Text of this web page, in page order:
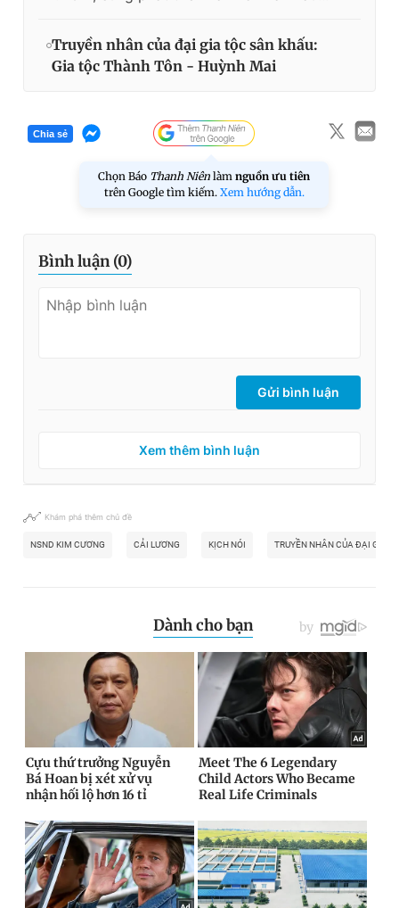
Truyền nhân của đại gia tộc sân khấu:
Gia tộc Thành Tôn - Huỳnh Mai
Chia sẻ
Chọn Báo Thanh Niên làm nguồn ưu tiên
trên Google tìm kiếm. Xem hướng dẫn.
Bình luận (0)
Gửi bình luận
Xem thêm bình luận
Khám phá thêm chủ đề
NSND KIM CƯƠNG CẢI LƯƠNG KỊCH NÓI TRUYỀN NHÂN CỦA ĐẠI GIA